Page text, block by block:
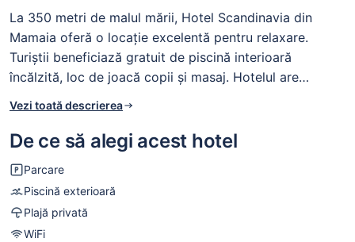
La 350 metri de malul mării, Hotel Scandinavia din
Mamaia oferă o locație excelentă pentru relaxare.
Turiștii beneficiază gratuit de piscină interioară
încălzită, loc de joacă copii și masaj. Hotelul are
aerobic, nightclub, internet precum și jacuzzi. Hotelul
Vezi toată descrierea
De ce să alegi acest hotel
Parcare
Piscină exterioară
Plajă privată
WiFi